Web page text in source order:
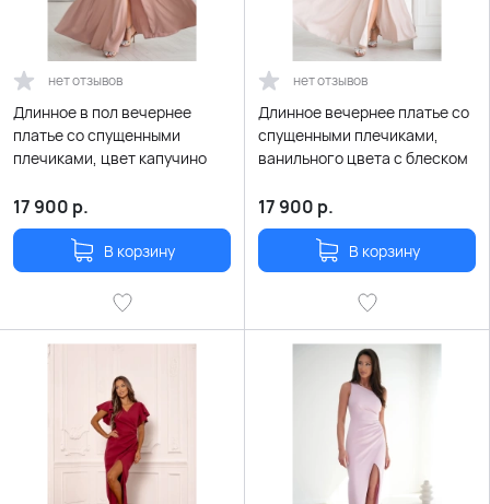
нет отзывов
Длинное в пол вечернее
платье со спущенными
плечиками, цвет капучино
17 900 р.
В корзину
нет отзывов
Длинное вечернее платье со
спущенными плечиками,
ванильного цвета с блеском
17 900 р.
В корзину